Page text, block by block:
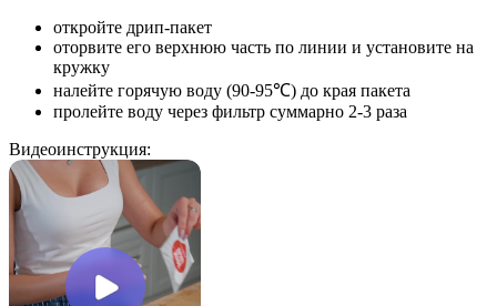
откройте дрип-пакет
оторвите его верхнюю часть по линии и установите на
кружку
налейте горячую воду (90-95℃) до края пакета
пролейте воду через фильтр суммарно 2-3 раза
Видеоинструкция: